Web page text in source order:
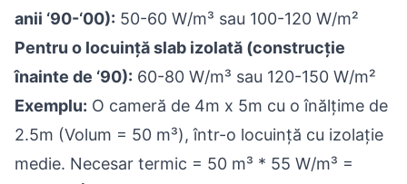
anii ‘90-‘00): 50-60 W/m³ sau 100-120 W/m²
Pentru o locuință slab izolată (construcție
înainte de ‘90): 60-80 W/m³ sau 120-150 W/m²
Exemplu: O cameră de 4m x 5m cu o înălțime de
2.5m (Volum = 50 m³), într-o locuință cu izolație
medie. Necesar termic = 50 m³ * 55 W/m³ =